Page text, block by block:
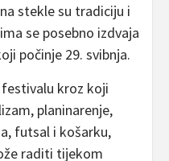
stekle su tradiciju i
se posebno izdvaja
počinje 29. svibnja.
kroz koji
planinarenje,
futsal i košarku,
raditi tijekom